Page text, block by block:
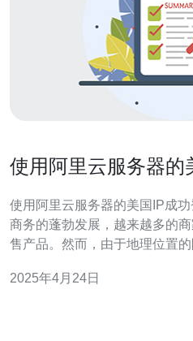
使用阿里云服务器的
使用阿里云服务器的美国IP成功登陆
商务的蓬勃发展，越来越多的
售产品。然而，由于地理位置
器的美国IP成功登陆亚马逊后台。 1. 购买阿里云服务器
2025年4月24日